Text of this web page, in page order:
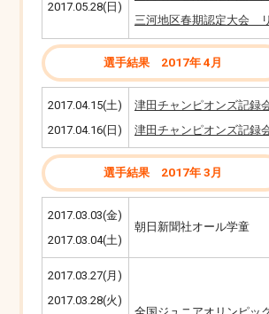
2017.05.28(日)
三河地区春期認定大会
選手結果 2017年 4月
2017.04.15(土)
2017.04.16(日)
津田チャンピオンズ記
津田チャンピオンズ記
選手結果 2017年 3月
2017.03.03(金)
2017.03.04(土)
朝日新聞社オール学童
2017.03.27(月)
2017.03.28(火)